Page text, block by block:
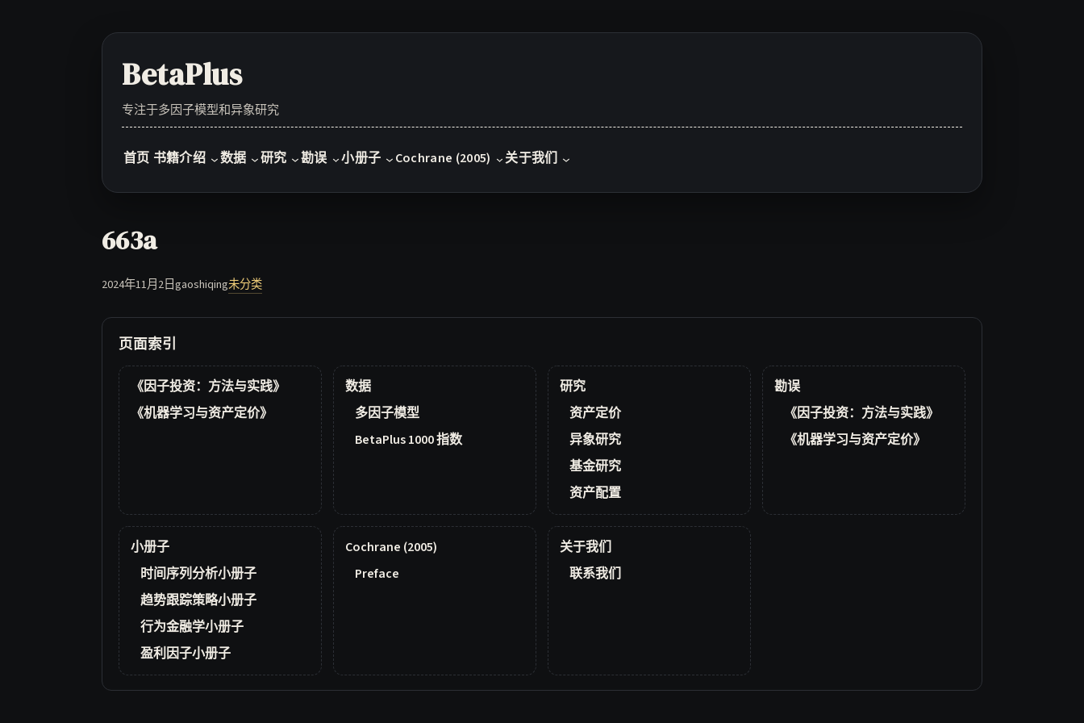
BetaPlus
专注于多因子模型和异象研究
首页 书籍介绍 数据 研究 勘误 小册子 Cochrane (2005) 关于我们
663a
2024年11月2日gaoshiqing未分类
页面索引
《因子投资：方法与实践》
《机器学习与资产定价》
数据
多因子模型
BetaPlus 1000 指数
研究
资产定价
异象研究
基金研究
资产配置
勘误
《因子投资：方法与实践》
《机器学习与资产定价》
小册子
时间序列分析小册子
趋势跟踪策略小册子
行为金融学小册子
盈利因子小册子
Cochrane (2005)
Preface
关于我们
联系我们